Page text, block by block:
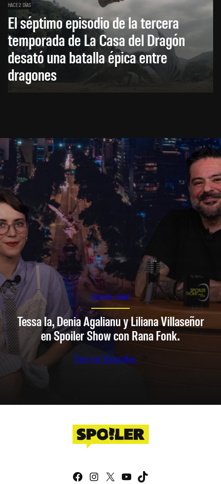
HACE 2 DÍAS
El séptimo episodio de la tercera
temporada de La Casa del Dragón
desató una batalla épica entre
dragones
SPOILER SHOW
Tessa Ia, Denia Agalianu y Liliana Villaseñor
en Spoiler Show con Rana Fonk.
Ver en Youtube
Facebook
Instagram
X YouTube